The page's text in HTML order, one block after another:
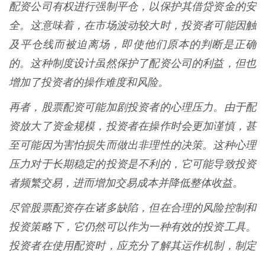
配资公司有权进行强制平仓，以保护其借贷资金的安
全。这意味着，在市场波动较大时，投资者可能因触
及平仓线而被迫离场，即使他们原本的判断是正确
的。这种制度设计虽然保护了配资公司的利益，但也
增加了投资者的操作难度和风险。
再者，股票配资可能加剧投资者的心理压力。由于配
资放大了资金规模，投资者在操作时会更加谨慎，甚
至可能因为害怕损失而做出非理性的决策。这种心理
压力对于长期稳定的投资是不利的，它可能导致投资
者频繁交易，进而增加交易成本并降低整体收益。
尽管股票配资存在诸多缺陷，但在合理的风险控制和
投资策略下，它仍然可以作为一种有效的投资工具。
投资者在使用配资时，应充分了解其运作机制，制定